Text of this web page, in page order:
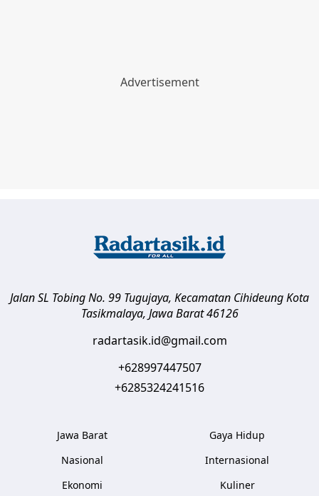
Jalan SL Tobing No. 99 Tugujaya, Kecamatan CihideungKota
Tasikmalaya, Jawa Barat 46126
radartasik.id@gmail.com
+628997447507
+6285324241516
Jawa Barat
Nasional
Ekonomi
Gaya Hidup
Internasional
Kuliner